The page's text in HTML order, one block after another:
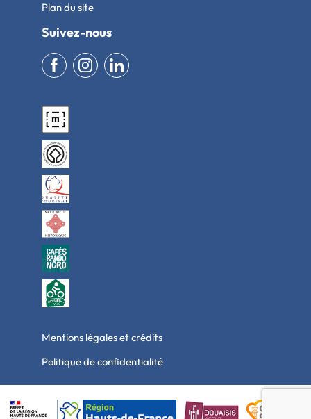
Plan du site
Suivez-nous
Mentions légales et crédits
Politique de confidentialité